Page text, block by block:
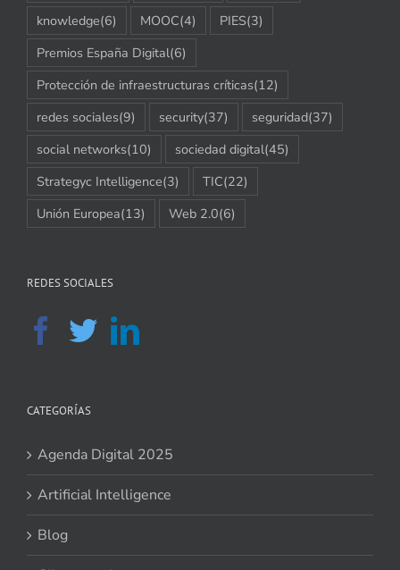
knowledge(6) MOOC(4) PIES(3)
Premios España Digital(6)
Protección de infraestructuras críticas(12)
redes sociales(9) security(37) seguridad(37)
social networks(10) sociedad digital(45)
Strategyc Intelligence(3) TIC(22)
Unión Europea(13) Web 2.0(6)
REDES SOCIALES
CATEGORÍAS
Agenda Digital 2025
Artificial Intelligence
Blog